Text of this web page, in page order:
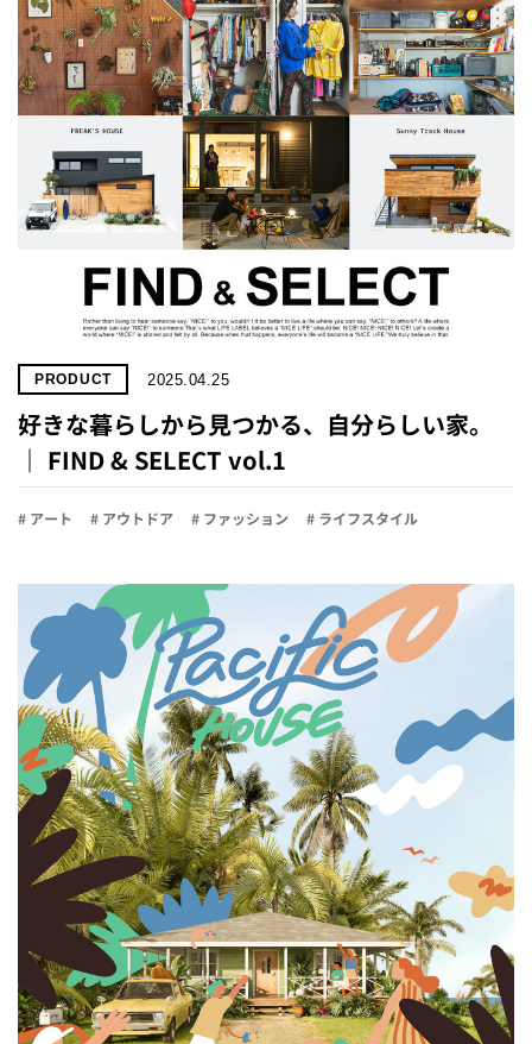
PRODUCT 2025.04.25
好きな暮らしから見つかる、自分らしい家。
｜ FIND & SELECT vol.1
# アート # アウトドア # ファッション # ライフスタイル